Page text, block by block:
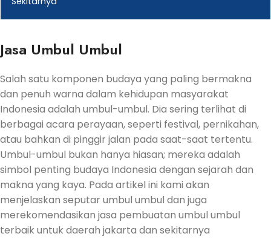
Jasa Umbul Umbul
Salah satu komponen budaya yang paling bermakna
dan penuh warna dalam kehidupan masyarakat
Indonesia adalah umbul-umbul. Dia sering terlihat di
berbagai acara perayaan, seperti festival, pernikahan,
atau bahkan di pinggir jalan pada saat-saat tertentu.
Umbul-umbul bukan hanya hiasan; mereka adalah
simbol penting budaya Indonesia dengan sejarah dan
makna yang kaya. Pada artikel ini kami akan
menjelaskan seputar umbul umbul dan juga
merekomendasikan jasa pembuatan umbul umbul
terbaik untuk daerah jakarta dan sekitarnya